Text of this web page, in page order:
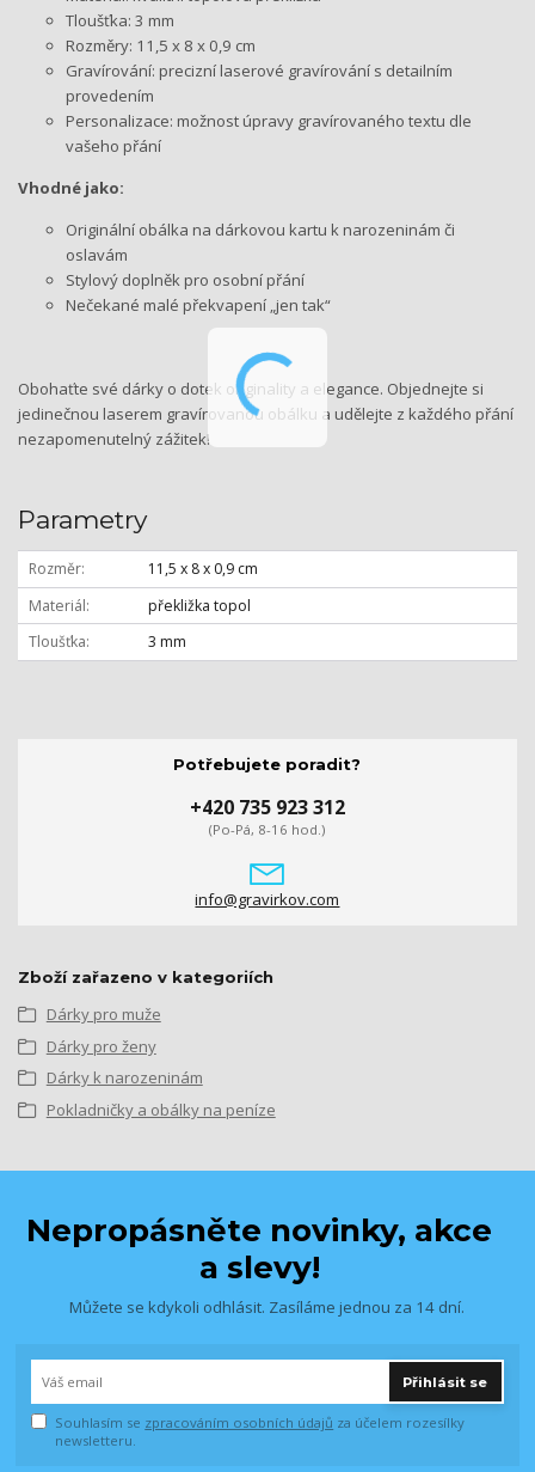
Tloušťka: 3 mm
Rozměry: 11,5 x 8 x 0,9 cm
Gravírování: precizní laserové gravírování s detailním
provedením
Personalizace: možnost úpravy gravírovaného textu dle
vašeho přání
Vhodné jako:
Originální obálka na dárkovou kartu k narozeninám či
oslavám
Stylový doplněk pro osobní přání
Nečekané malé překvapení „jen tak“
Obohaťte své dárky o dotek originality a elegance. Objednejte si
jedinečnou laserem gravírovanou obálku a udělejte z každého přání
nezapomenutelný zážitek!
Parametry
Rozměr
11,5 x 8 x 0,9 cm
Materiál
překližka topol
Tloušťka
3 mm
Potřebujete poradit?
+420 735 923 312
(Po-Pá, 8-16 hod.)
info@gravirkov.com
Zboží zařazeno v kategoriích
Dárky pro muže
Dárky pro ženy
Dárky k narozeninám
Pokladničky a obálky na peníze
Nepropásněte novinky, akce
a slevy!
Můžete se kdykoli odhlásit. Zasíláme jednou za 14 dní.
Přihlásit se
Souhlasím se zpracováním osobních údajů za účelem rozesílky
newsletteru.